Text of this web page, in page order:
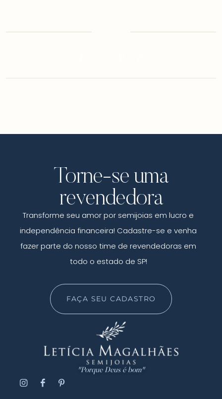
Torne-se uma
revendedora
Transforme seu amor por semijoias em lucro e
independência financeira! Cadastre-se e venha
fazer parte do nosso time de revendedoras em
todo o estado de SP!
FAÇA SEU CADASTRO
"Porque Deus é bom"